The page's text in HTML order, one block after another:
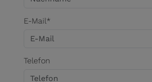
E-Mail*
Telefon